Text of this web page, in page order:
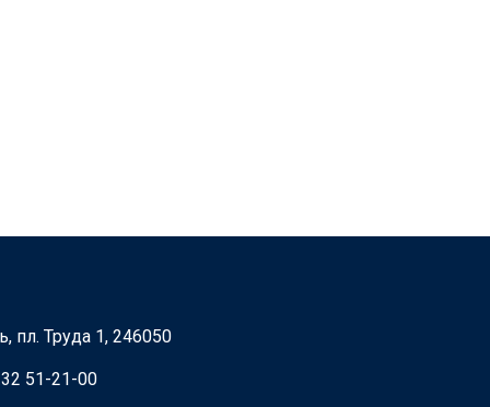
пл. Труда 1, 246050
51-21-00